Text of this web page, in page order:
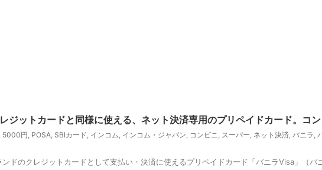
ジットカードと同様に使える、ネット決済専用のプリペイドカード。コ
, 5000円, POSA, SBIカード, インコム, インコム・ジャパン, コンビニ, スーパー, ネット決済, バニラ ,
ンドのクレジットカードとして支払い・決済に使えるプリペイドカード「バニラVisa」（